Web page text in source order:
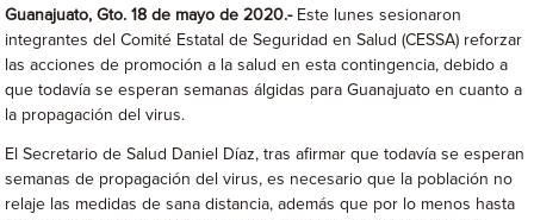
Guanajuato, Gto. 18 de mayo de 2020.- Este lunes sesionaron
integrantes del Comité Estatal de Seguridad en Salud (CESSA) reforzar
las acciones de promoción a la salud en esta contingencia, debido a
que todavía se esperan semanas álgidas para Guanajuato en cuanto a
la propagación del virus.
El Secretario de Salud Daniel Díaz, tras afirmar que todavía se esperan
semanas de propagación del virus, es necesario que la población no
relaje las medidas de sana distancia, además que por lo menos hasta